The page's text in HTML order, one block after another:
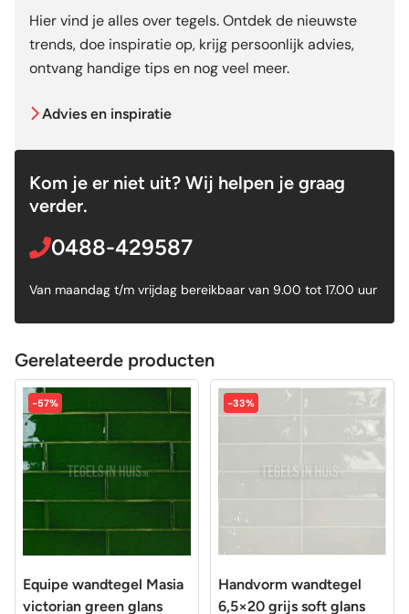
Hier vind je alles over tegels. Ontdek de nieuwste
trends, doe inspiratie op, krijg persoonlijk advies,
ontvang handige tips en nog veel meer.
Advies en inspiratie
Kom je er niet uit? Wij helpen je graag
verder.
0488-429587
Van maandag t/m vrijdag bereikbaar van 9.00 tot 17.00 uur
Gerelateerde producten
-57%
Equipe wandtegel Masia
victorian green glans
-33%
Handvorm wandtegel
6,5×20 grijs soft glans